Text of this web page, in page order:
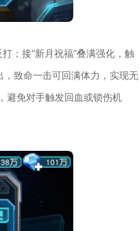
；接“新月祝福”叠满强化，触
，致命一击可回满体力，实现无
避免对手触发回血或锁伤机